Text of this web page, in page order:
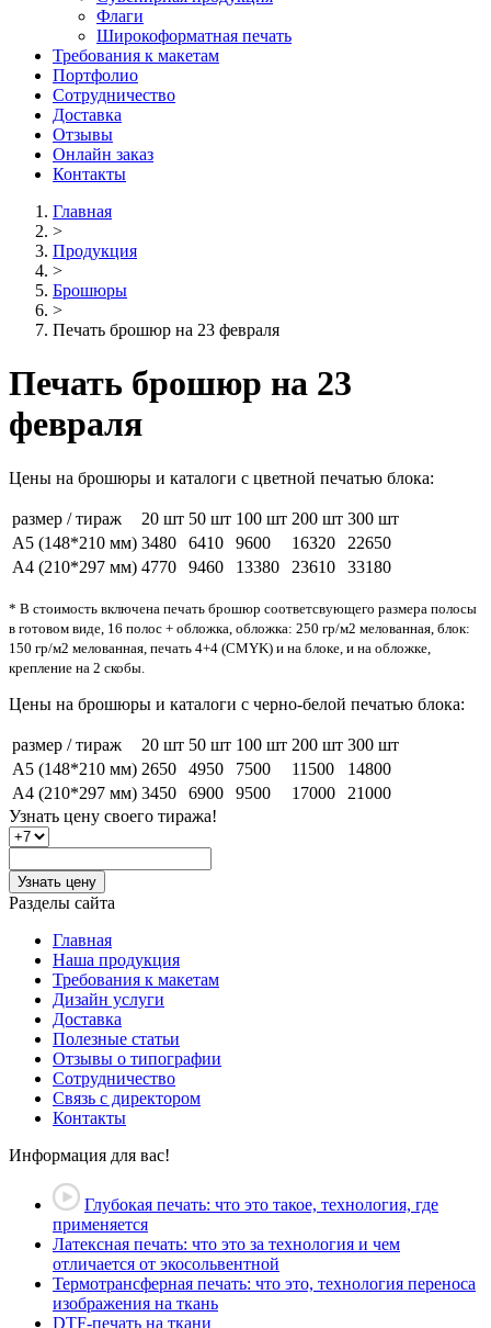
Флаги
Широкоформатная печать
Требования к макетам
Портфолио
Сотрудничество
Доставка
Отзывы
Онлайн заказ
Контакты
Главная
>
Продукция
>
Брошюры
>
Печать брошюр на 23 февраля
Печать брошюр на 23
февраля
Цены на брошюры и каталоги с цветной печатью блока:
размер / тираж 20 шт 50 шт 100 шт 200 шт 300 шт
А5 (148*210 мм) 3480 6410 9600 16320
22650
А4 (210*297 мм) 4770 9460 13380 23610 33180
* В стоимость включена печать брошюр соответсвующего размера полосы
в готовом виде, 16 полос + обложка, обложка: 250 гр/м2 мелованная, блок:
150 гр/м2 мелованная, печать 4+4 (CMYK) и на блоке, и на обложке,
крепление на 2 скобы.
Цены на брошюры и каталоги с черно-белой печатью блока:
размер / тираж 20 шт 50 шт 100 шт 200 шт 300 шт
А5 (148*210 мм) 2650 4950 7500 11500
14800
А4 (210*297 мм) 3450 6900 9500 17000
21000
Узнать цену своего тиража!
Узнать цену
Разделы сайта
Главная
Наша продукция
Требования к макетам
Дизайн услуги
Доставка
Полезные статьи
Отзывы о типографии
Сотрудничество
Связь с директором
Контакты
Информация для вас!
Глубокая печать: что это такое, технология, где
применяется
Латексная печать: что это за технология и чем
отличается от экосольвентной
Термотрансферная печать: что это, технология переноса
изображения на ткань
DTF-печать на ткани